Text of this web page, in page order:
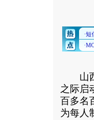
山西
之际启
百多名
为每人